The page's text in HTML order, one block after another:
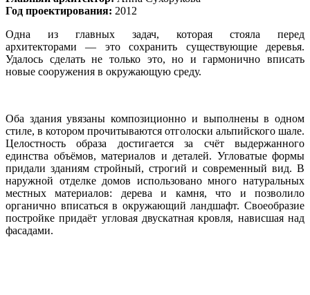
Год проектирования: 2012
Одна из главных задач, которая стояла перед
архитекторами — это сохранить существующие деревья.
Удалось сделать не только это, но и гармонично вписать
новые сооружения в окружающую среду.
Оба здания увязаны композиционно и выполнены в одном
стиле, в котором прочитываются отголоски альпийского шале.
Целостность образа достигается за счёт выдержанного
единства объёмов, материалов и деталей. Угловатые формы
придали зданиям стройный, строгий и современный вид. В
наружной отделке домов использовано много натуральных
местных материалов: дерева и камня, что и позволило
органично вписаться в окружающий ландшафт. Своеобразие
постройке придаёт угловая двускатная кровля, нависшая над
фасадами.